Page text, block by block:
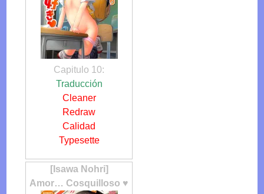
Capitulo 10:
Traducción
Cleaner
Redraw
Calidad
Typesette
[Isawa Nohri]
Amor… Cosquilloso ♥